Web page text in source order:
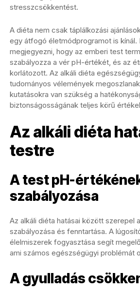
stresszcsökkentést.
A diéta nem csak táplálkozási
egy átfogó életmódprogramot is kínál.
megjegyezni, hogy az emberi test
szabályozza a vér pH-értékét, és az
korlátozott. Az alkáli diéta
tudományos vélemények
kutatásokra van szükség a
biztonságosságának teljes körű
Az alkáli diéta
testre
A test pH-
szabályozása
Az alkáli diéta hatásai között szerepel
szabályozása és fenntartása. A
élelmiszerek fogyasztása segít
ami számos egészségügyi problémát
A gyulladás